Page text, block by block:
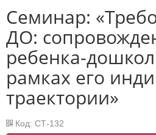
Семинар:
ДО:
ребенка-
рамках его
траектории»
Код: СТ-132